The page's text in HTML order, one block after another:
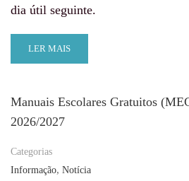
dia útil seguinte.
LER MAIS
Manuais Escolares Gratuitos
2026/2027
Categorias
Informação, Notícia